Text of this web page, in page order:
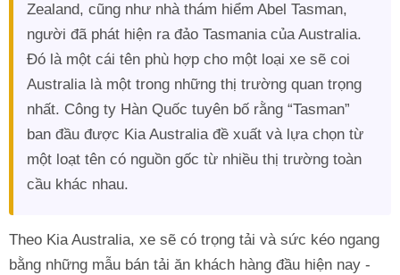
Zealand, cũng như nhà thám hiểm Abel Tasman,
người đã phát hiện ra đảo Tasmania của Australia.
Đó là một cái tên phù hợp cho một loại xe sẽ coi
Australia là một trong những thị trường quan trọng
nhất. Công ty Hàn Quốc tuyên bố rằng “Tasman”
ban đầu được Kia Australia đề xuất và lựa chọn từ
một loạt tên có nguồn gốc từ nhiều thị trường toàn
cầu khác nhau.
Theo Kia Australia, xe sẽ có trọng tải và sức kéo ngang
bằng những mẫu bán tải ăn khách hàng đầu hiện nay -